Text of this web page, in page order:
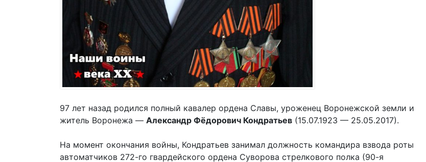
97 лет назад родился полный кавалер ордена Славы, уроженец Воронежской земли и
житель Воронежа — Александр Фёдорович Кондратьев (15.07.1923 — 25.05.2017).
На момент окончания войны, Кондратьев занимал должность командира взвода роты
автоматчиков 272-го гвардейского ордена Суворова стрелкового полка (90-я